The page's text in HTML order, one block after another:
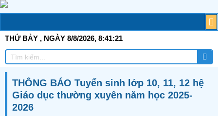
Skip
to
THỨ BẢY , NGÀY 8/8/2026, 8:41:22
Tìm
kiếm
THÔNG BÁO Tuyển sinh lớp 10, 11, 12 hệ
Giáo dục thường xuyên năm học 2025-
2026